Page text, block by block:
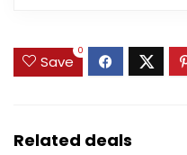
Save
0
Related deals